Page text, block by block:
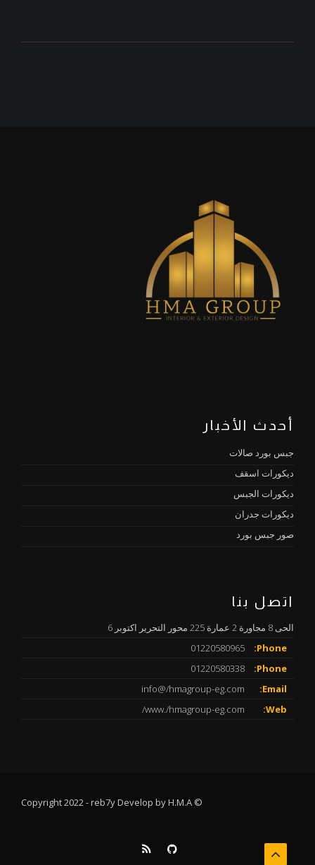
أحدث الأخبار
جبس بورد صالات
ديكورات اسقف
ديكورات الجبس
ديكورات جدران
صور جبس بورد
اتصل بنا
الحى 8 مجاورة 2 عمارة 225 محور التحرير اكتوبر 6
Phone:
01220580965
Phone:
01220580338
Email:
info@/hmagroup-eg.com
Web:
www./hmagroup-eg.com/
© Copyright 2022 - reb7y Develop by H.M.A